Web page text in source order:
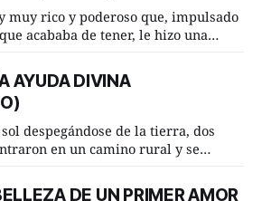
muy rico y poderoso que, impulsado
acababa de tener, le hizo una
es el amor según tú? Su
prudente y astuto le respondió de
AYUDA DIVINA
despegándose de la tierra, dos
en un camino rural y se
saber uno. —Eso acabo de
DE UN PRIMER AMOR